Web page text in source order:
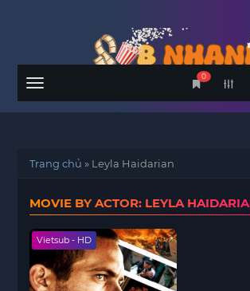
Menu
0
Trang chủ » Leyla Haidarian
MOVIE BY ACTOR: LEYLA
Vietsub - HD